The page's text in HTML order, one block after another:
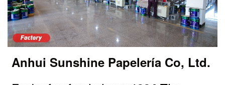
Anhui Sunshine Papelería Co, Ltd.